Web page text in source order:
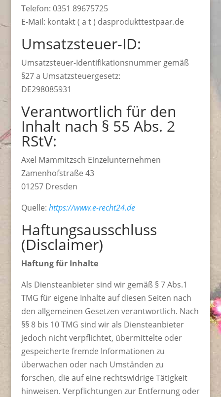
Telefon: 0351 89675725
E-Mail: kontakt ( a t ) dasprodukttestpaar.de
Umsatzsteuer-ID:
Umsatzsteuer-Identifikationsnummer gemäß
§27 a Umsatzsteuergesetz:
DE298085931
Verantwortlich für den
Inhalt nach § 55 Abs. 2
RStV:
Axel Mammitzsch Einzelunternehmen
Zamenhofstraße 43
01257 Dresden
Quelle: https://www.e-recht24.de
Haftungsausschluss
(Disclaimer)
Haftung für Inhalte
Als Diensteanbieter sind wir gemäß § 7 Abs.1
TMG für eigene Inhalte auf diesen Seiten nach
den allgemeinen Gesetzen verantwortlich. Nach
§§ 8 bis 10 TMG sind wir als Diensteanbieter
jedoch nicht verpflichtet, übermittelte oder
gespeicherte fremde Informationen zu
überwachen oder nach Umständen zu
forschen, die auf eine rechtswidrige Tätigkeit
hinweisen. Verpflichtungen zur Entfernung oder